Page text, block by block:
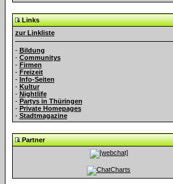
Links
zur Linkliste
- Bildung
- Communitys
- Firmen
- Freizeit
- Info-Seiten
- Kultur
- Nightlife
- Partys in Thüringen
- Private Homepages
- Stadtmagazine
Partner